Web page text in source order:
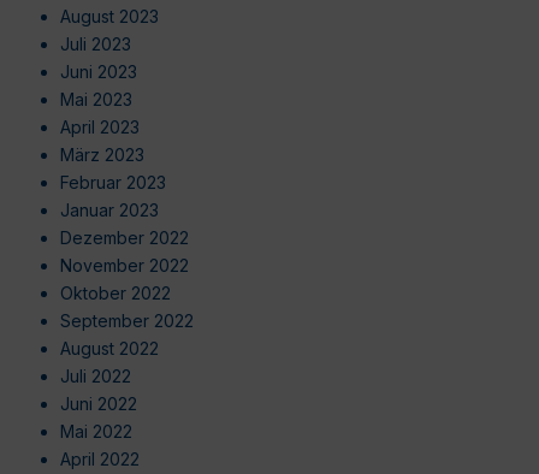
August 2023
Juli 2023
Juni 2023
Mai 2023
April 2023
März 2023
Februar 2023
Januar 2023
Dezember 2022
November 2022
Oktober 2022
September 2022
August 2022
Juli 2022
Juni 2022
Mai 2022
April 2022